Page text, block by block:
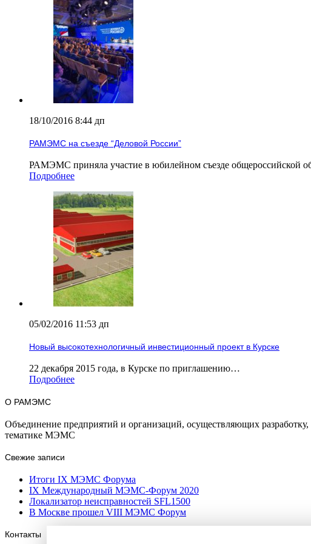
18/10/2016 8:44 дп
РАМЭМС на съезде “Деловой России”
РАМЭМС приняла участие в юбилейном съезде общероссийской
Подробнее
05/02/2016 11:53 дп
Новый высокотехнологичный инвестиционный проект в Курске
22 декабря 2015 года, в Курске по приглашению…
Подробнее
О РАМЭМС
Объединение предприятий и организаций, осуществляющих
тематике МЭМС
Свежие записи
Итоги IX МЭМС Форума
IX Международный МЭМС-Форум 2020
Локализатор неисправностей SFL1500
В Москве прошел VIII МЭМС Форум
Контакты